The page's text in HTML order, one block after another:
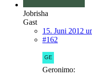
Jobrisha
Gast
15. Juni 2012
#162
Geronimo: